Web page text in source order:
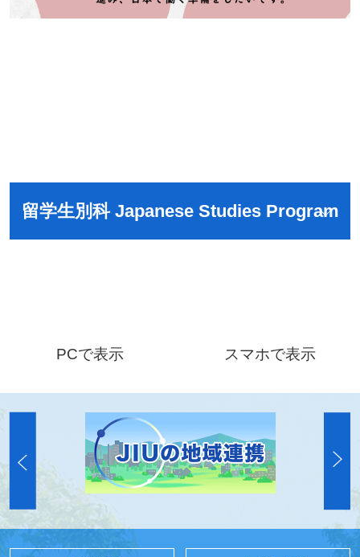
留学生別科 Japanese Studies Program
PCで表示 スマホで表示